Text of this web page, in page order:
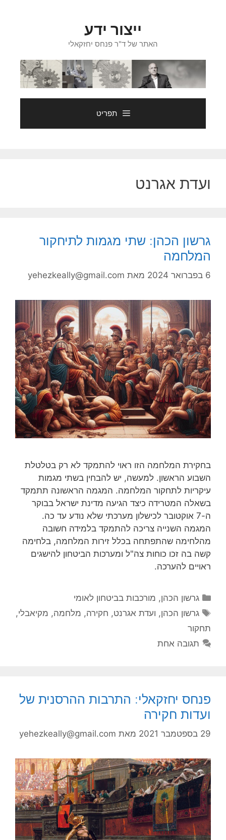
ייצור ידע
האתר של ד"ר פנחס יחזקאלי
תפריט
ועדת אגרנט
גרשון הכהן: שתי מגמות לתיחקור
המלחמה
6 בפברואר 2024 מאת yehezkeally@gmail.com
בחקירת המלחמה הזו ראוי להתמקד לא רק בטלטלת
השבוע הראשון. למעשה, יש להבחין בשתי מגמות
עיקריות לתחקור המלחמה. המגמה הראשונה תתמקד
בשאלה המטרידה כיצד הגיעה מדינת ישראל בבוקר
ה-7 אוקטובר לכישלון מערכתי שלא נודע עד כה.
המגמה השנייה צריכה להתמקד בלמידה חשובה
מהלחימה שהתפתחה בכלל זירות המלחמה, בלחימה
קשה בה זכו כוחות צה"ל ומערכות הביטחון להישגים
ראויים להערכה.
קטגוריות
גרשון הכהן, מורכבות בביטחון לאומי
תגיות
גרשון הכהן, ועדת אגרנט, חקירה, מלחמה, מקיאבלי,
תחקור
תגובה אחת
פנחס יחזקאלי: התרבות ההרסנית של
ועדות חקירה
29 בספטמבר 2021 מאת yehezkeally@gmail.com